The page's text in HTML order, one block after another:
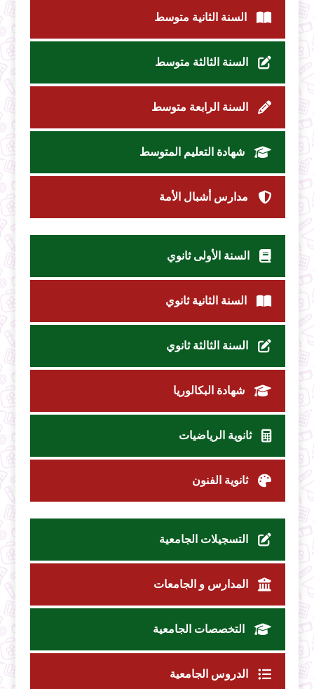
السنة الثانية متوسط
السنة الثالثة متوسط
السنة الرابعة متوسط
شهادة التعليم المتوسط
مدارس أشبال الأمة
السنة الأولى ثانوي
السنة الثانية ثانوي
السنة الثالثة ثانوي
شهادة البكالوريا
ثانوية الرياضيات
ثانوية الفنون
التسجيلات الجامعية
المدارس و الجامعات
التخصصات الجامعية
الدروس الجامعية